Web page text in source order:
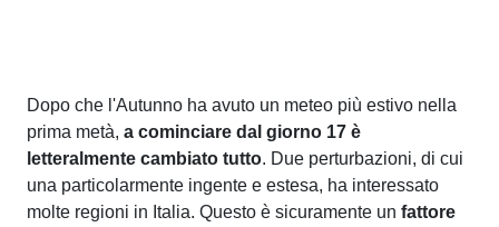
Dopo che l'Autunno ha avuto un meteo più estivo nella
prima metà, a cominciare dal giorno 17 è
letteralmente cambiato tutto. Due perturbazioni, di cui
una particolarmente ingente e estesa, ha interessato
molte regioni in Italia. Questo è sicuramente un fattore